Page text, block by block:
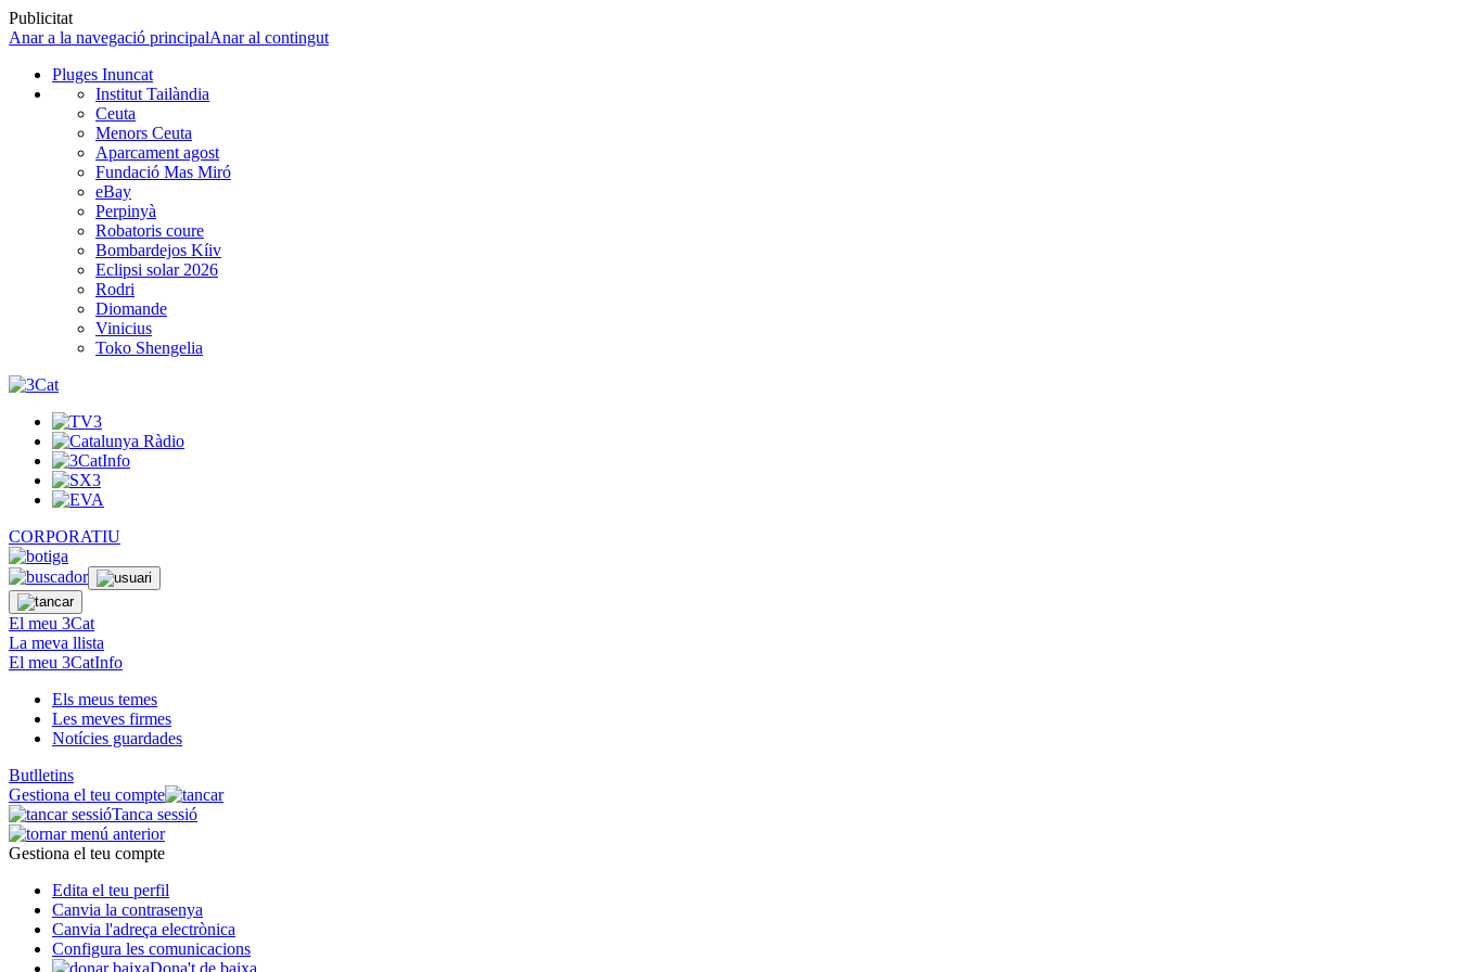
Publicitat
Anar a la navegació principalAnar al contingut
Pluges Inuncat
Institut Tailàndia
Ceuta
Menors Ceuta
Aparcament agost
Fundació Mas Miró
eBay
Perpinyà
Robatoris coure
Bombardejos Kíiv
Eclipsi solar 2026
Rodri
Diomande
Vinicius
Toko Shengelia
CORPORATIU
El meu 3Cat
La meva llista
El meu 3CatInfo
Els meus temes
Les meves firmes
Notícies guardades
Butlletins
Gestiona el teu compte
Tanca sessió
Gestiona el teu compte
Edita el teu perfil
Canvia la contrasenya
Canvia l'adreça electrònica
Configura les comunicacions
Dona't de baixa